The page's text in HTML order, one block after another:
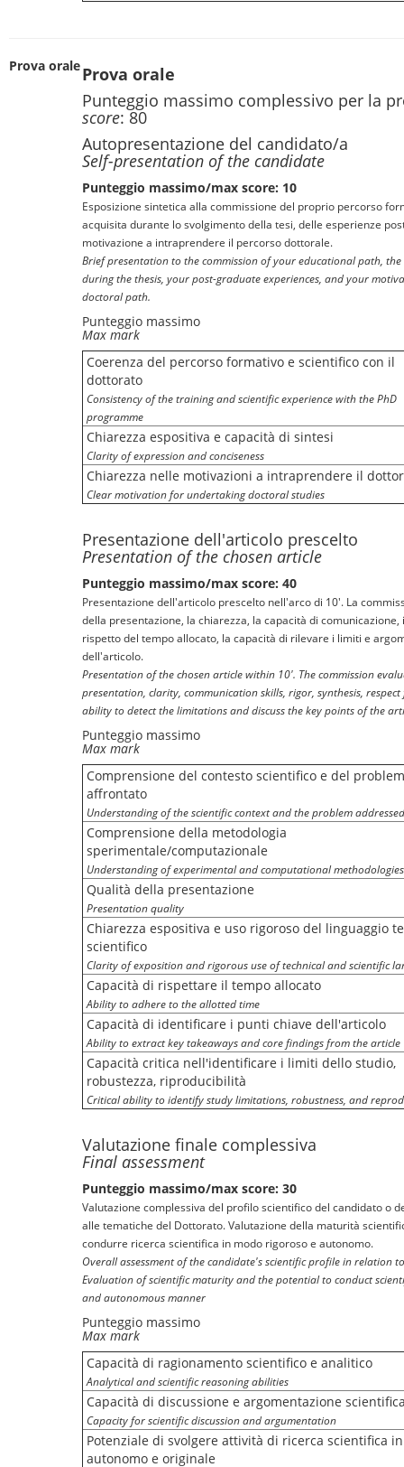
Prova oraleProva orale
Punteggio massimo complessivo per la
score: 80
Autopresentazione del candidato/a
Self-presentation of the candidate
Punteggio massimo/max score: 10
Esposizione sintetica alla commissione del proprio percorso
acquisita durante lo svolgimento della tesi, delle esperienze
motivazione a intraprendere il percorso dottorale.
Brief presentation to the commission of your educational path, the
during the thesis, your post-graduate experiences, and your
doctoral path.
Punteggio massimo
Max mark
Coerenza del percorso formativo e scientifico con il
dottorato
Consistency of the training and scientific experience with the PhD
programme
Chiarezza espositiva e capacità di sintesi
Clarity of expression and conciseness
Chiarezza nelle motivazioni a intraprendere il
Clear motivation for undertaking doctoral studies
Presentazione dell'articolo prescelto
Presentation of the chosen article
Punteggio massimo/max score: 40
Presentazione dell'articolo prescelto nell'arco di 10'. La
della presentazione, la chiarezza, la capacità di
rispetto del tempo allocato, la capacità di rilevare i limiti e
dell'articolo.
Presentation of the chosen article within 10'. The commission
presentation, clarity, communication skills, rigor, synthesis,
ability to detect the limitations and discuss the key points of the
Punteggio massimo
Max mark
Comprensione del contesto scientifico e del
affrontato
Understanding of the scientific context and the problem addressed
Comprensione della metodologia
sperimentale/computazionale
Understanding of experimental and computational methodologies
Qualità della presentazione
Presentation quality
Chiarezza espositiva e uso rigoroso del linguaggio
scientifico
Clarity of exposition and rigorous use of technical and scientific
Capacità di rispettare il tempo allocato
Ability to adhere to the allotted time
Capacità di identificare i punti chiave dell'articolo
Ability to extract key takeaways and core findings from the article
Capacità critica nell'identificare i limiti dello studio,
robustezza, riproducibilità
Critical ability to identify study limitations, robustness, and
Valutazione finale complessiva
Final assessment
Punteggio massimo/max score: 30
Valutazione complessiva del profilo scientifico del candidato o
alle tematiche del Dottorato. Valutazione della maturità
condurre ricerca scientifica in modo rigoroso e autonomo.
Overall assessment of the candidate's scientific profile in relation
Evaluation of scientific maturity and the potential to conduct
and autonomous manner
Punteggio massimo
Max mark
Capacità di ragionamento scientifico e analitico
Analytical and scientific reasoning abilities
Capacità di discussione e argomentazione
Capacity for scientific discussion and argumentation
Potenziale di svolgere attività di ricerca scientifica
autonomo e originale